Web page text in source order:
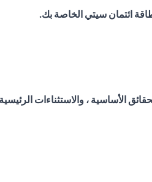
ائتمان سيتي الخاصة بك.
الأساسية ، والاستثناءات